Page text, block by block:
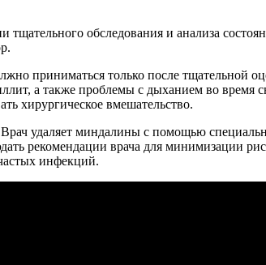
обследования и анализа
приниматься только после тщательной
а также проблемы с дыханием во время
хирургическое вмешательство.
удаляет миндалины с помощью
рекомендации врача для минимизации
инфекций.